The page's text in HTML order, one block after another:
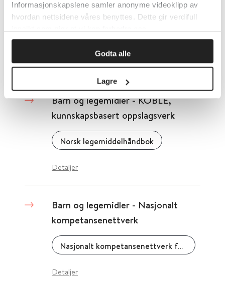
Informasjonskapslene samler anonyme videoklipp av
hvordan nettsidene våres benyttes. Dette gir verdifull
Godta alle
Lagre
Barn og krig (norsk)
Regionalt ressurssenter om vold, traumatisk stress og selvmordsforebygging (RVTS Nord)
Detaljer
Barn og legemidler - KOBLE,
kunnskapsbasert oppslagsverk
Norsk legemiddelhåndbok
Detaljer
Barn og legemidler - Nasjonalt
kompetansenettverk
Nasjonalt kompetansenettverk for legemidler til barn
Detaljer